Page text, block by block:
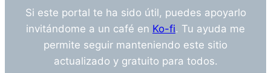
Si este portal te ha sido útil, puedes apoyarlo
invitándome a un café en Ko-fi. Tu ayuda me
permite seguir manteniendo este sitio
actualizado y gratuito para todos.